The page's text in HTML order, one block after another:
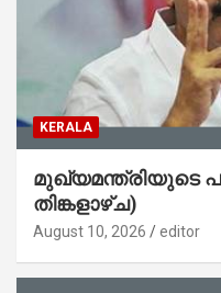
KERALA
മുഖ്യമന്ത്രിയുടെ
തിങ്കളാഴ്ച)
August 10, 2026 editor